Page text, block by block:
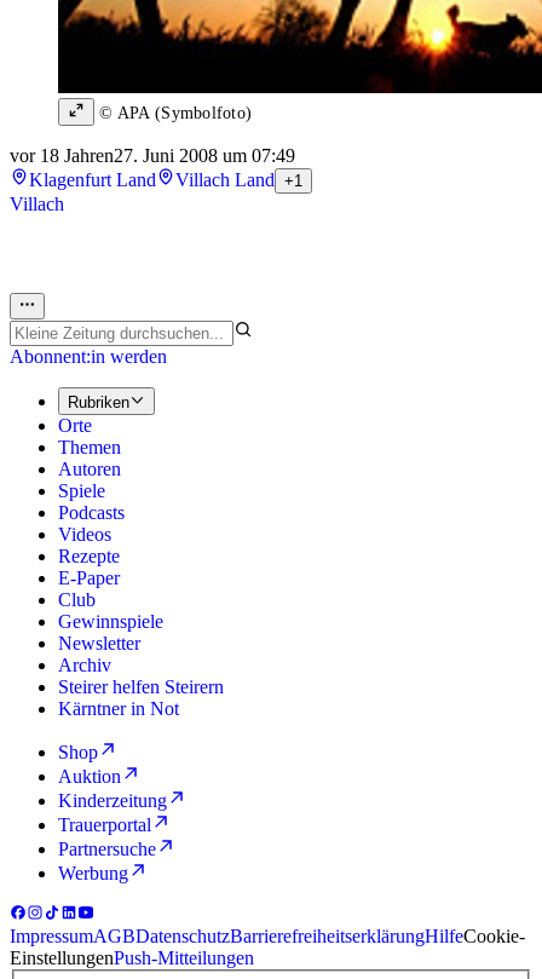
© APA (Symbolfoto)
vor 18 Jahren27. Juni 2008 um 07:49
Klagenfurt Land
Villach Land +1
Villach
Abonnent:in werden
Rubriken
Orte
Themen
Autoren
Spiele
Podcasts
Videos
Rezepte
E-Paper
Club
Gewinnspiele
Newsletter
Archiv
Steirer helfen Steirern
Kärntner in Not
Shop
Auktion
Kinderzeitung
Trauerportal
Partnersuche
Werbung
ImpressumAGBDatenschutzBarrierefreiheitserklärungHilfeCookie-
EinstellungenPush-Mitteilungen